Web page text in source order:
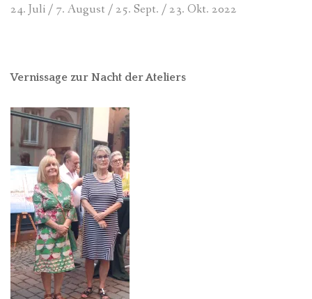
24. Juli / 7. August / 25. Sept. / 23. Okt. 2022
Vernissage zur Nacht der Ateliers